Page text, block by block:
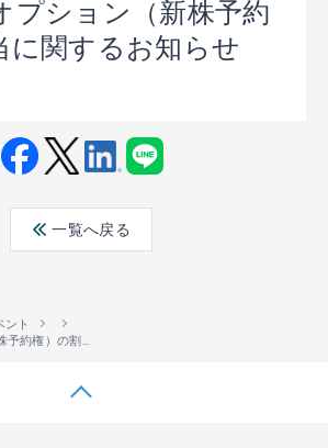
プション（新株予約
に関するお知らせ
ebo ter
edin
一覧へ戻る
ト
ストックオプション（新株予約権）の割当に関するお知らせ